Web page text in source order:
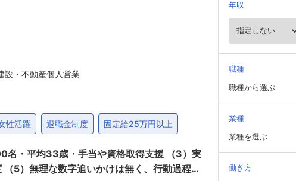
設・不動産個人営業
性活躍 退職金制度 固定給25万円以上
名・平均33歳・手当や資格取得支援 （3）実
5）無理な数字追いかけは無く、行動過程を
年収
職種
職種から選ぶ
業種
業種を選ぶ
働き方